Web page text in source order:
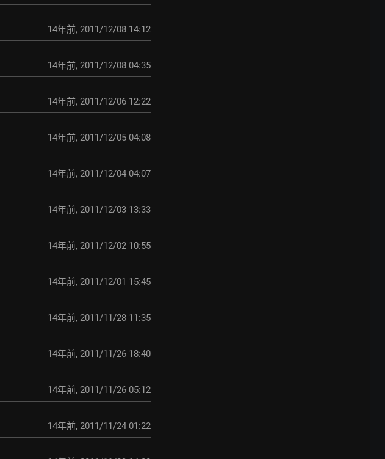
14年前, 2011/12/08 14:12
14年前, 2011/12/08 04:35
14年前, 2011/12/06 12:22
14年前, 2011/12/05 04:08
14年前, 2011/12/04 04:07
14年前, 2011/12/03 13:33
14年前, 2011/12/02 10:55
14年前, 2011/12/01 15:45
14年前, 2011/11/28 11:35
14年前, 2011/11/26 18:40
14年前, 2011/11/26 05:12
14年前, 2011/11/24 01:22